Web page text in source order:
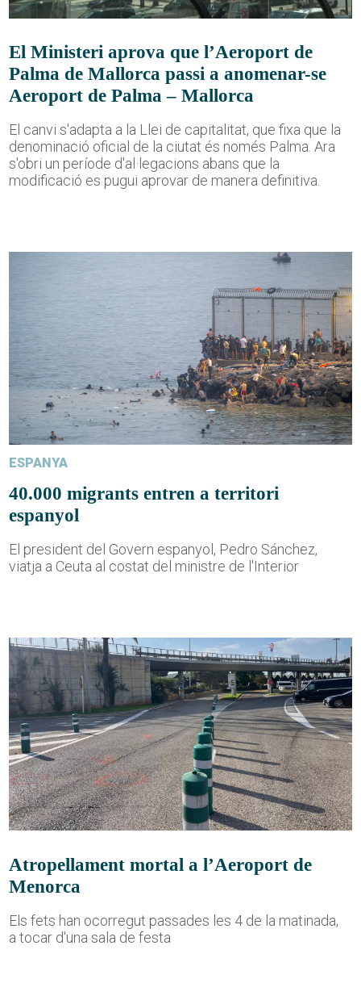
El Ministeri aprova que l’Aeroport de
Palma de Mallorca passi a anomenar-se
Aeroport de Palma – Mallorca
El canvi s'adapta a la Llei de capitalitat, que fixa que la
denominació oficial de la ciutat és només Palma. Ara
s'obri un període d'al·legacions abans que la
modificació es pugui aprovar de manera definitiva.
ESPANYA
40.000 migrants entren a territori
espanyol
El president del Govern espanyol, Pedro Sánchez,
viatja a Ceuta al costat del ministre de l'Interior
Atropellament mortal a l’Aeroport de
Menorca
Els fets han ocorregut passades les 4 de la matinada,
a tocar d'una sala de festa